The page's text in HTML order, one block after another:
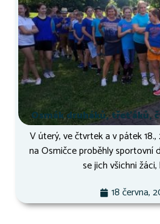
Osmák druháků, třeťáků,
V úterý, ve čtvrtek a v pátek
na Osmičce proběhly sportovní
se jich všichni žáci,
18 června,